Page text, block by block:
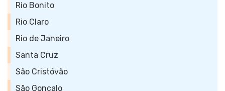
Rio Bonito
Rio Claro
Rio de Janeiro
Santa Cruz
São Cristóvão
São Gonçalo